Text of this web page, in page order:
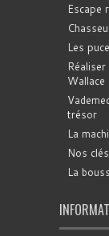
Escape
Les
Wallace
trésor
La
Nos clés
La